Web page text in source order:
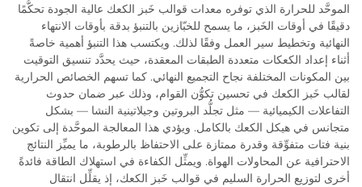
الموحَّد للحرارة الذي توفره معدات قوالب خَبز الكعك عالية الجودة تحكُّمًا
دقيقًا في أوقات الخَبز، ما يسمح للخبّازين بالتنبؤ بدقة بأوقات الانتهاء
النهائية وتخطيط سير العمل وفقًا لذلك. ويكتسب هذا التنبؤ أهمية خاصةً
أثناء إعداد الكعكات متعددة الطبقات المعقدة، حيث يحدَّد تنسيق التوقيت
بين المكونات المختلفة نجاح التجميع النهائي. كما تسهم الخصائص الحرارية
لقالب خَبز الكعك في تحسين تكوُّن القوام، وذلك عبر ضمان حدوث
التفاعلات الكيميائية — مثل تجلُّد البروتين وجيلاتينية النشا — بشكل
متجانس في هيكل الكعك بالكامل. ويؤدي هذا المعالجة الموحَّدة إلى تكوين
بنية فتات متفوِّقة وقدرة ممتازة على الاحتفاظ بالرطوبة، ما يميِّز النتائج
الاحترافية عن المحاولات الهواة. ويمثِّل الكفاءة في استهلاك الطاقة فائدةً
أخرى لتوزيع الحرارة السليم في قوالب خَبز الكعك، إذ يقلِّل انتقال